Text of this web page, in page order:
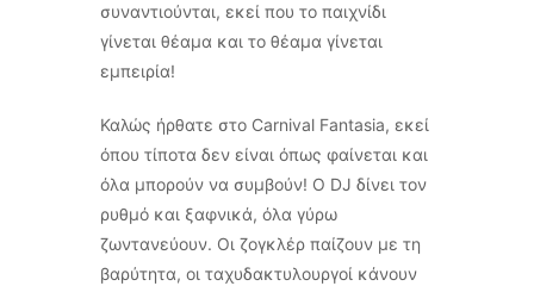
συναντιούνται, εκεί που το παιχνίδι
γίνεται θέαμα και το θέαμα γίνεται
εμπειρία!
Καλώς ήρθατε στο Carnival Fantasia, εκεί
όπου τίποτα δεν είναι όπως φαίνεται και
όλα μπορούν να συμβούν! Ο DJ δίνει τον
ρυθμό και ξαφνικά, όλα γύρω
ζωντανεύουν. Οι ζογκλέρ παίζουν με τη
βαρύτητα, οι ταχυδακτυλουργοί κάνουν